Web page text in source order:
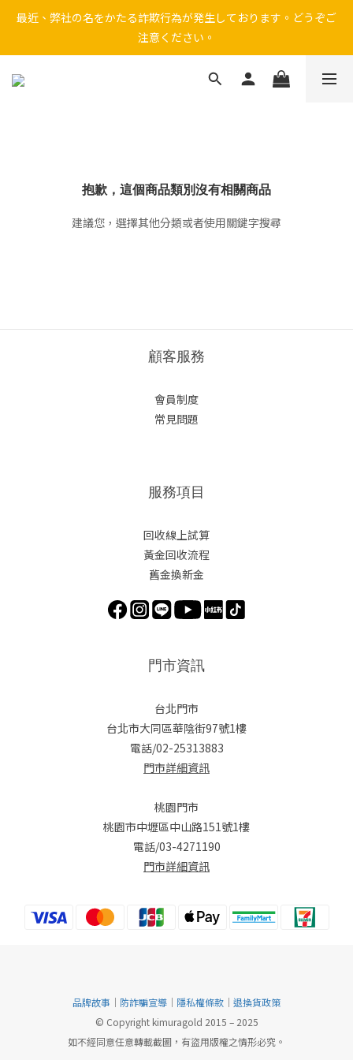
因近期詐騙事件頻傳，線上下單功能已暫停，敬請至門市選購。
最近、弊社の名をかたる詐欺行為が発生しております。どうぞご
注意ください。
近期有不法份子假冒本公司名義行騙，請勿受騙上當。
抱歉，這個商品類別沒有相關商品
建議您，選擇其他分類或者使用關鍵字搜尋
顧客服務
會員制度
常見問題
服務項目
回收線上試算
黃金回收流程
舊金換新金
門市資訊
台北門市
台北市大同區華陰街97號1樓
電話/02-25313883
門市詳細資訊
桃園門市
桃園市中壢區中山路151號1樓
電話/03-4271190
門市詳細資訊
品牌故事 ｜ 防詐騙宣導 ｜ 隱私權條款 ｜ 退換貨政策
© Copyright kimuragold 2015 – 2025
如不經同意任意轉載截圖，有盜用版權之情形必究。